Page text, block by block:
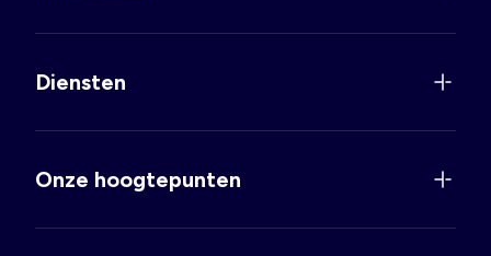
Diensten
Onze hoogtepunten